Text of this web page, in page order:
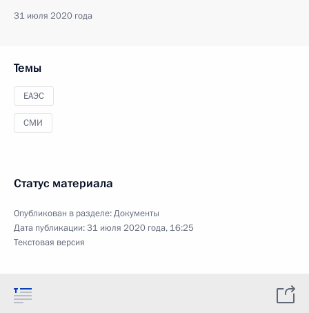
31 июля 2020 года
Темы
ЕАЭС
СМИ
Статус материала
Опубликован в разделе:Документы
Дата публикации:31 июля 2020 года, 16:25
Текстовая версия